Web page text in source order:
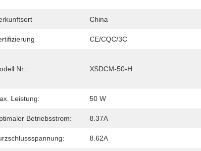
China
CE/CQC/3C
Nr.: XSDCM-50-H
Leistung: 50 W
Betriebsstrom: 8.37A
8.62A